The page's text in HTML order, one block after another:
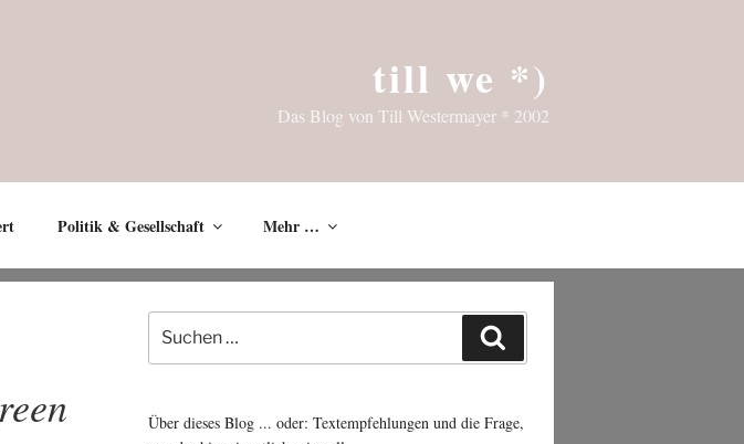
till we *)
Das Blog von Till Westermayer * 2002
Politik & Gesellschaft Mehr …
nach:
Über dieses Blog ... oder: Textempfehlungen und die Frage,